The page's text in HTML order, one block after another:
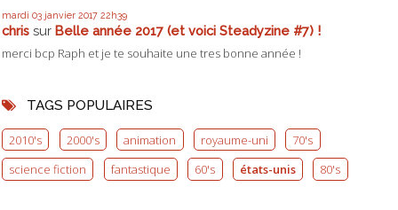
mardi 03 janvier 2017 22h39
chris sur Belle année 2017 (et voici Steadyzine #7) !
merci bcp Raph et je te souhaite une tres bonne année !
TAGS POPULAIRES
2010's 2000's animation royaume-uni
70's
science fiction
fantastique 60's états-unis 80's